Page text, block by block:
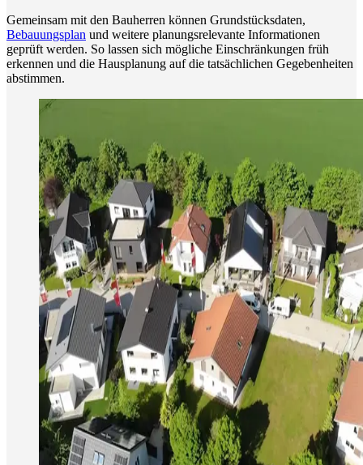
Gemeinsam mit den Bauherren können Grundstücksdaten,
Bebauungsplan und weitere planungsrelevante Informationen
geprüft werden. So lassen sich mögliche Einschränkungen früh
erkennen und die Hausplanung auf die tatsächlichen Gegebenheiten
abstimmen.